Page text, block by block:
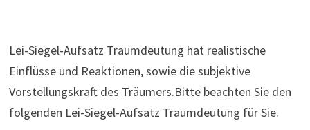
Lei-Siegel-Aufsatz Traumdeutung hat realistische
Einflüsse und Reaktionen, sowie die subjektive
Vorstellungskraft des Träumers.Bitte beachten Sie den
folgenden Lei-Siegel-Aufsatz Traumdeutung für Sie.